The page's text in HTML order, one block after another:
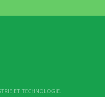
ET TECHNOLOGIE.